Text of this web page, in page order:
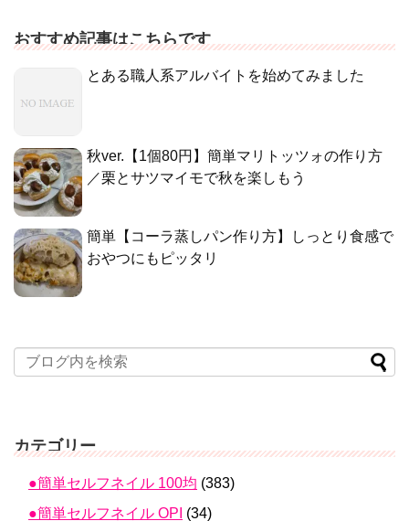
おすすめ記事はこちらです
とある職人系アルバイトを始めてみました
秋ver.【1個80円】簡単マリトッツォの作り方
／栗とサツマイモで秋を楽しもう
簡単【コーラ蒸しパン作り方】しっとり食感で
おやつにもピッタリ
カテゴリー
●簡単セルフネイル 100均 (383)
●簡単セルフネイル OPI (34)